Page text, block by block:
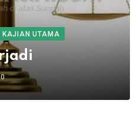
KAJIAN UTAMA